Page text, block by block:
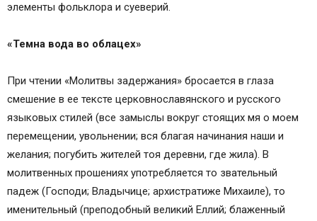
элементы фольклора и суеверий.
«Темна вода во облацех»
При чтении «Молитвы задержания» бросается в глаза
смешение в ее тексте церковнославянского и русского
языковых стилей (все замыслы вокруг стоящих мя о моем
перемещении, увольнении; вся благая начинания наши и
желания; погубить жителей тоя деревни, где жила). В
молитвенных прошениях употребляется то звательный
падеж (Господи; Владычице; архистратиже Михаиле), то
именительный (преподобный великий Еллий; блаженный